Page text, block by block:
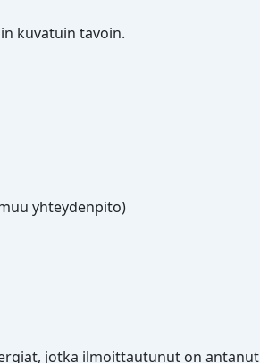
kuvatuin tavoin.
yhteydenpito)
jotka ilmoittautunut on antanut